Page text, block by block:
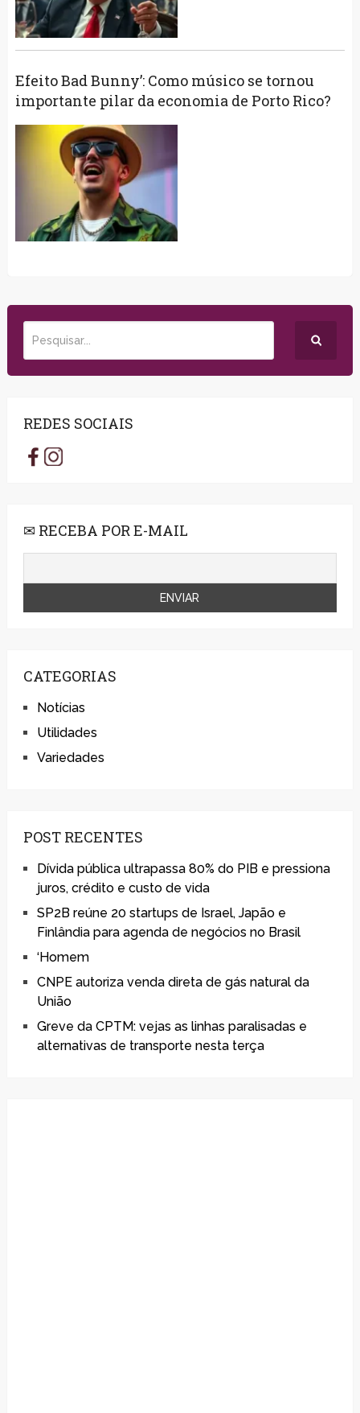
Efeito Bad Bunny’: Como músico se tornou
importante pilar da economia de Porto Rico?
REDES SOCIAIS
✉ RECEBA POR E-MAIL
CATEGORIAS
Notícias
Utilidades
Variedades
POST RECENTES
Dívida pública ultrapassa 80% do PIB e pressiona
juros, crédito e custo de vida
SP2B reúne 20 startups de Israel, Japão e
Finlândia para agenda de negócios no Brasil
‘Homem
CNPE autoriza venda direta de gás natural da
União
Greve da CPTM: vejas as linhas paralisadas e
alternativas de transporte nesta terça